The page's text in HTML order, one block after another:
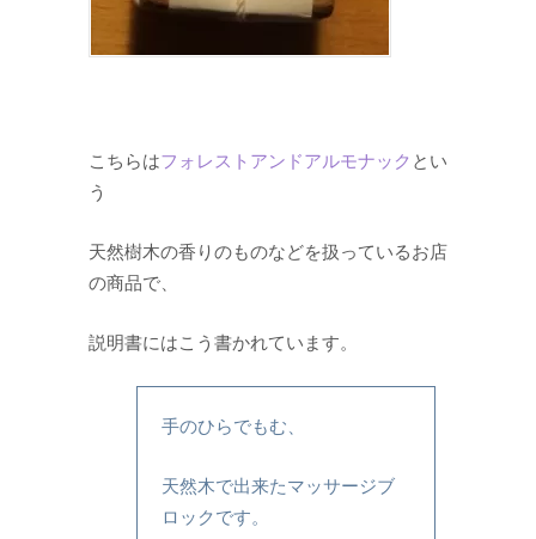
こちらはフォレストアンドアルモナック とい
う
天然樹木の香りのものなどを扱っているお店
の商品で、
説明書にはこう書かれています。
手のひらでもむ、
天然木で出来たマッサージブ
ロックです。